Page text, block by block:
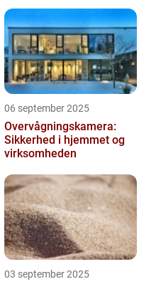
06 september 2025
Overvågningskamera:
Sikkerhed i hjemmet og
virksomheden
03 september 2025